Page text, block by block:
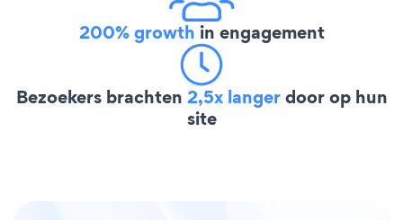
200% growth in engagement
Bezoekers brachten 2,5x langerdoor op hun
site